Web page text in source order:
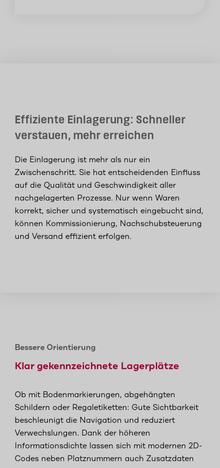
Effiziente Einlagerung: Schneller
verstauen, mehr erreichen
Die Einlagerung ist mehr als nur ein
Zwischenschritt. Sie hat entscheidenden Einfluss
auf die Qualität und Geschwindigkeit aller
nachgelagerten Prozesse. Nur wenn Waren
korrekt, sicher und systematisch eingebucht sind,
können Kommissionierung, Nachschubsteuerung
und Versand effizient erfolgen.
Bessere Orientierung
Klar gekennzeichnete Lagerplätze
Ob mit Bodenmarkierungen, abgehängten
Schildern oder Regaletiketten: Gute Sichtbarkeit
beschleunigt die Navigation und reduziert
Verwechslungen. Dank der höheren
Informationsdichte lassen sich mit modernen 2D-
Codes neben Platznummern auch Zusatzdaten